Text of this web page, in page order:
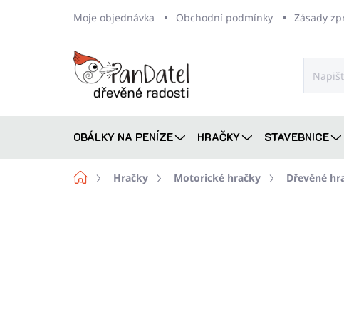
Moje objednávka Obchodní podmínky Zásady
OBÁLKY NA PENÍZE HRAČKY STAVEBNICE
DomůHračky Motorické hračky Dřevěné